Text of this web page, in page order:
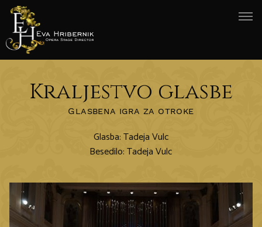
Kraljestvo glasbe
Glasbena igra za otroke
Glasba: Tadeja Vulc
Besedilo: Tadeja Vulc